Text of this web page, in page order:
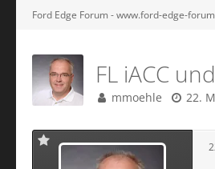
Ford Edge Forum - www.ford-edge-
FL iACC
mmoehle 22.